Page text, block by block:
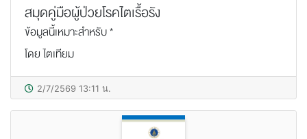
สมุดคู่มือผู้ป่วยโรคไตเรื้อรัง
ข้อมูลนี้เหมาะสำหรับ *
โดย ไตเทียม
2/7/2569 13:11 น.